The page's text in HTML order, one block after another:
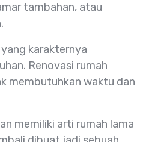
tambahan, atau
karakternya
Renovasi rumah
membutuhkan waktu dan
memiliki arti rumah lama